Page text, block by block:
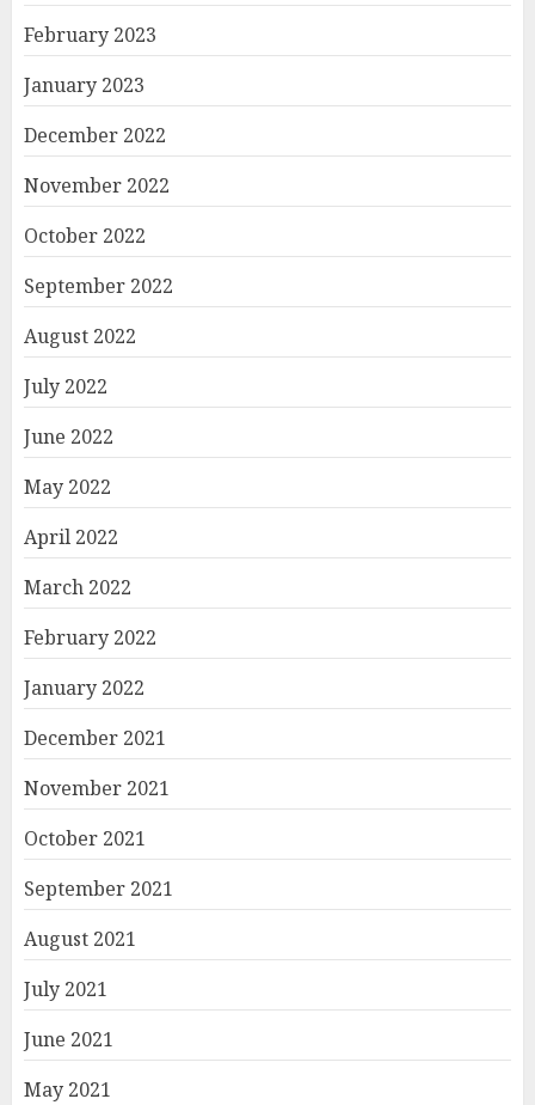
February 2023
January 2023
December 2022
November 2022
October 2022
September 2022
August 2022
July 2022
June 2022
May 2022
April 2022
March 2022
February 2022
January 2022
December 2021
November 2021
October 2021
September 2021
August 2021
July 2021
June 2021
May 2021